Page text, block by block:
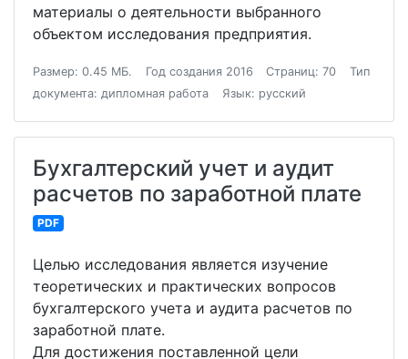
материалы о деятельности выбранного
объектом исследования предприятия.
Размер: 0.45 МБ. Год создания 2016 Страниц: 70
Тип
документа: дипломная работа
Язык: русский
Бухгалтерский учет и аудит
расчетов по заработной плате
PDF
Целью исследования является изучение
теоретических и практических вопросов
бухгалтерского учета и аудита расчетов по
заработной плате.
Для достижения поставленной цели